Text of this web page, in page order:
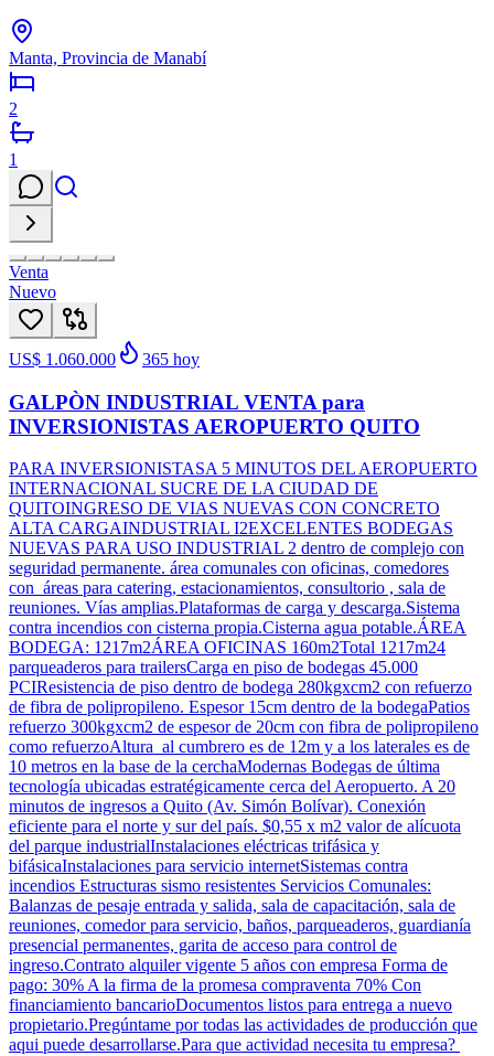
Manta, Provincia de Manabí
2
1
Venta
Nuevo
US$ 1.060.000 365 hoy
GALPÒN INDUSTRIAL VENTA para
INVERSIONISTAS AEROPUERTO QUITO
PARA INVERSIONISTASA 5 MINUTOS DEL AEROPUERTO
INTERNACIONAL SUCRE DE LA CIUDAD DE
QUITOINGRESO DE VIAS NUEVAS CON CONCRETO
ALTA CARGAINDUSTRIAL I2EXCELENTES BODEGAS
NUEVAS PARA USO INDUSTRIAL 2 dentro de complejo con
seguridad permanente. área comunales con oficinas, comedores
con áreas para catering, estacionamientos, consultorio , sala de
reuniones. Vías amplias.Plataformas de carga y descarga.Sistema
contra incendios con cisterna propia.Cisterna agua potable.ÁREA
BODEGA: 1217m2ÁREA OFICINAS 160m2Total 1217m24
parqueaderos para trailersCarga en piso de bodegas 45.000
PCIResistencia de piso dentro de bodega 280kgxcm2 con refuerzo
de fibra de polipropileno. Espesor 15cm dentro de la bodegaPatios
refuerzo 300kgxcm2 de espesor de 20cm con fibra de polipropileno
como refuerzoAltura al cumbrero es de 12m y a los laterales es de
10 metros en la base de la cerchaModernas Bodegas de última
tecnología ubicadas estratégicamente cerca del Aeropuerto. A 20
minutos de ingresos a Quito (Av. Simón Bolívar). Conexión
eficiente para el norte y sur del país. $0,55 x m2 valor de alícuota
del parque industrialInstalaciones eléctricas trifásica y
bifásicaInstalaciones para servicio internetSistemas contra
incendios Estructuras sismo resistentes Servicios Comunales:
Balanzas de pesaje entrada y salida, sala de capacitación, sala de
reuniones, comedor para servicio, baños, parqueaderos, guardianía
presencial permanentes, garita de acceso para control de
ingreso.Contrato alquiler vigente 5 años con empresa Forma de
pago: 30% A la firma de la promesa compraventa 70% Con
financiamiento bancarioDocumentos listos para entrega a nuevo
propietario.Pregúntame por todas las actividades de producción que
aqui puede desarrollarse.Para que actividad necesita tu empresa?